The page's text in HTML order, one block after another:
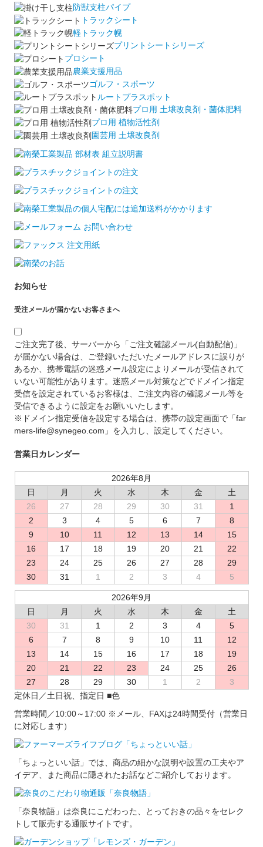
防獣支柱パイプ
トラックシート
軽トラック幌
プリントシートシリーズ
プロシート
農業支援用品
ゴルフ・スポーツ
ルートプラスポット
プロ用 土壌改良剤・菌体肥料
プロ用 植物活性剤
園芸用 土壌改良剤
お知らせ
受注メールが届かないお客さまへ
ご注文完了後、サーバーから「ご注文確認メール(自動配信)」
が届かない場合は、ご登録いただいたメールアドレスに誤りが
あるか、携帯電話の迷惑メール設定によりメールが受信されて
いない可能性があります。迷惑メール対策などでドメイン指定
受信を設定されているお客様は、ご注文内容の確認メール等を
受信できるように設定をお願いいたします。
※ドメイン指定受信を設定する場合は、携帯の設定画面で「far
mers-life@synegeo.com」を入力し、設定してください。
営業日カレンダー
2026年8月
日
月 火 水 木 金
土
26
27 28 29 30 31
1
2
3 4 5 6 7
8
9
10 11 12 13 14
15
16
17 18 19 20 21
22
23
24 25 26 27 28
29
30
31 1 2 3 4 5
2026年9月
日
月 火 水 木 金
土
30
31 1 2 3 4
5
6
7 8 9 10 11
12
13
14 15 16 17 18
19
20
21 22 23 24 25
26
27
28 29 30 1 2
3
定休日／土日祝、指定日■色
営業時間／10:00～17:00 ※メール、FAXは24時間受付（営業日
に対応します）
「ちょっといい話」では、商品の細かな説明や設置の工夫やア
イデア、また商品に隠されたお話などご紹介しております。
「奈良物語」は奈良にこだわった、とっておきの品々をセレク
トして販売する通販サイトです。